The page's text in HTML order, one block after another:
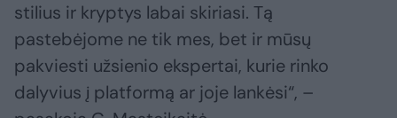
stilius ir kryptys labai skiriasi. Tą
pastebėjome ne tik mes, bet ir mūsų
pakviesti užsienio ekspertai, kurie rinko
dalyvius į platformą ar joje lankėsi“, –